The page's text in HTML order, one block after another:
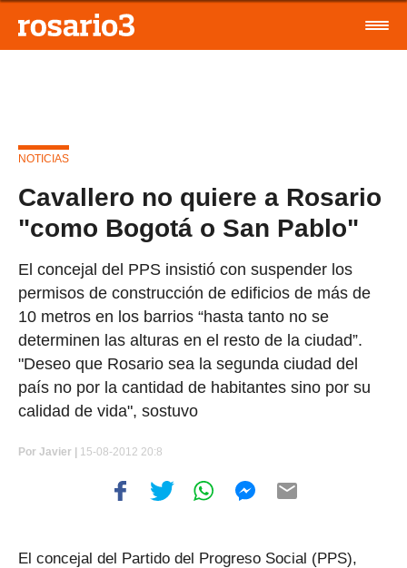
NOTICIAS
Cavallero no quiere a Rosario
"como Bogotá o San Pablo"
El concejal del PPS insistió con suspender los
permisos de construcción de edificios de más de
10 metros en los barrios “hasta tanto no se
determinen las alturas en el resto de la ciudad”.
"Deseo que Rosario sea la segunda ciudad del
país no por la cantidad de habitantes sino por su
calidad de vida", sostuvo
Por Javier | 15-08-2012 20:8
El concejal del Partido del Progreso Social (PPS),